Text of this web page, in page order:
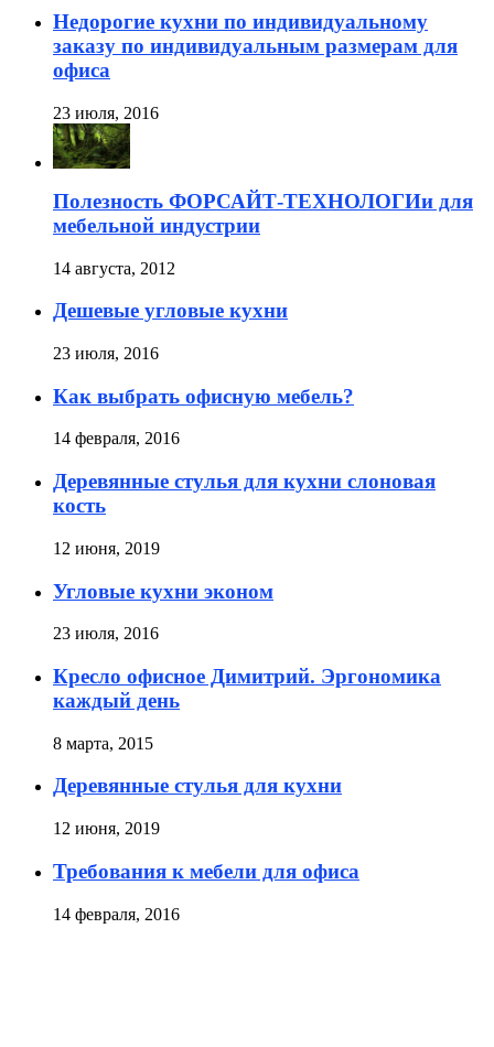
Недорогие кухни по индивидуальному
заказу по индивидуальным размерам для
офиса
23 июля, 2016
Полезность ФОРСАЙТ-ТЕХНОЛОГИи для
мебельной индустрии
14 августа, 2012
Дешевые угловые кухни
23 июля, 2016
Как выбрать офисную мебель?
14 февраля, 2016
Деревянные стулья для кухни слоновая
кость
12 июня, 2019
Угловые кухни эконом
23 июля, 2016
Кресло офисное Димитрий. Эргономика
каждый день
8 марта, 2015
Деревянные стулья для кухни
12 июня, 2019
Требования к мебели для офиса
14 февраля, 2016